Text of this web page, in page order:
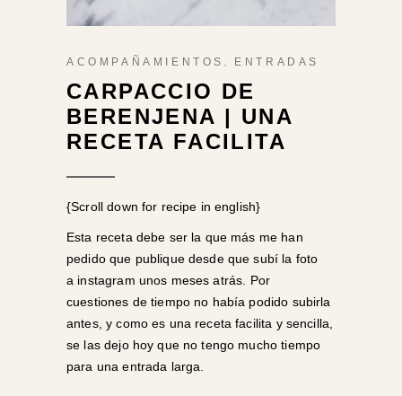
ACOMPAÑAMIENTOS , ENTRADAS
CARPACCIO DE
BERENJENA | UNA
RECETA FACILITA
{Scroll down for recipe in english}
Esta receta debe ser la que más me han
pedido que publique desde que subí la foto
a instagram unos meses atrás. Por
cuestiones de tiempo no había podido subirla
antes, y como es una receta facilita y sencilla,
se las dejo hoy que no tengo mucho tiempo
para una entrada larga.